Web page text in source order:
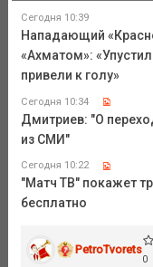
Сегодня 10:39
Нападающий
«Ахматом»:
привели к голу»
Сегодня 10:34
Дмитриев: "О
из СМИ"
Сегодня 10:22
"Матч ТВ" покажет
бесплатно
PetroTvorets
0